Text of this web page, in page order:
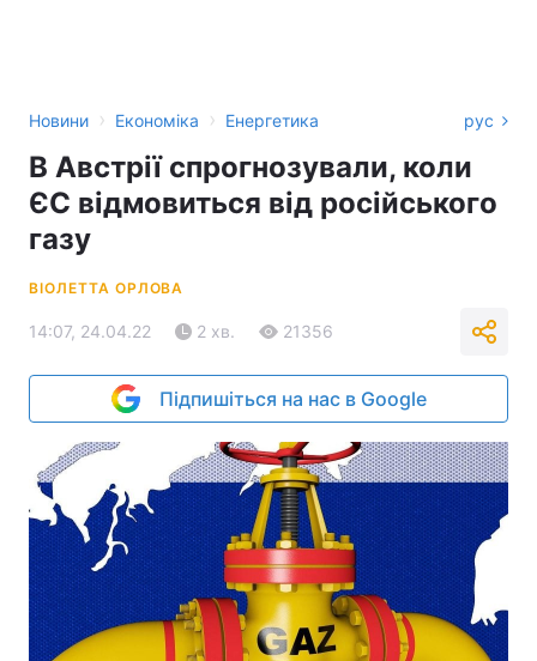
Новини › Економіка › Енергетика рус
В Австрії спрогнозували, коли
ЄС відмовиться від російського
газу
ВІОЛЕТТА ОРЛОВА
14:07, 24.04.22 2 хв. 21356
Підпишіться на нас в Google